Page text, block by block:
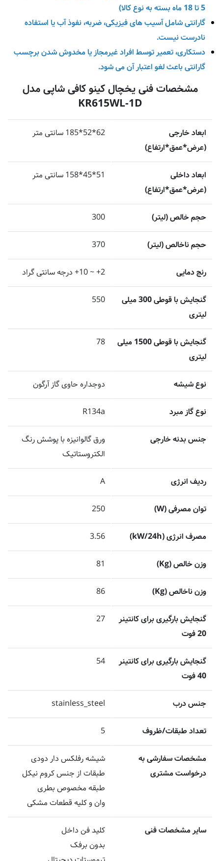
5 تا 18 ماه بسته به نوع کالا)
گارانتی شامل آسیب‌ های فیزیکی، ضربه، نفوذ آب یا استفاده
نادرست نیست.
دستکاری، تعمیر توسط افراد غیرمجاز یا مخدوش شدن برچسب
گارانتی باعث لغو اعتبار آن می‌ شود.
مشخصات فنی یخچال کینو کافی شاپی مدل
KR615WL-1D
ابعاد خارجی
(عرض*عمق*ارتفاع)
62*52*185 سانتی متر
ابعاد داخلی
(عرض*عمق*ارتفاع)
51*45*158 سانتی متر
حجم خالص (لیتر) 300
حجم ناخالص (لیتر) 370
رنج دمایی 2+ ~ 10+ درجه سانتی گراد
گنجایش با قوطی 300 میلی
لیتری
550
گنجایش با قوطی 1500 میلی
لیتری
78
نوع شیشه دوجداره حاوی گاز آرگون
نوع گاز مبرد R134a
جنس بدنه خارجی
ورق گالوانیزه با پوشش رنگ
الکتروستاتیک
ردیف انرژی A
توان مصرفی (W) 250
مصرف انرژی (kW/24h) 3.56
وزن خالص (Kg) 81
وزن ناخالص (Kg) 86
گنجایش بارگیری برای کانتینر
20 فوت
27
گنجایش بارگیری برای کانتینر
40 فوت
54
جنس درب stainless_steel
تعداد طبقات/ظروف 5
مشخصات سفارشی به
درخواست مشتری
شیشه رفلکس دار دودی
طبقات از جنس کروم نیکل
طبقه مخصوص بطری
وان و کلیه قطعات مشکی
سایر مشخصات فنی
کلید فن داخل
بدون برفک